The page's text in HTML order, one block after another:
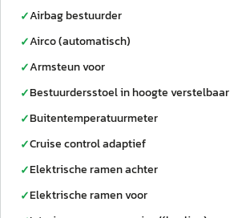
✓Airbag bestuurder
✓Airco (automatisch)
✓Armsteun voor
✓Bestuurdersstoel in hoogte verstelbaar
✓Buitentemperatuurmeter
✓Cruise control adaptief
✓Elektrische ramen achter
✓Elektrische ramen voor